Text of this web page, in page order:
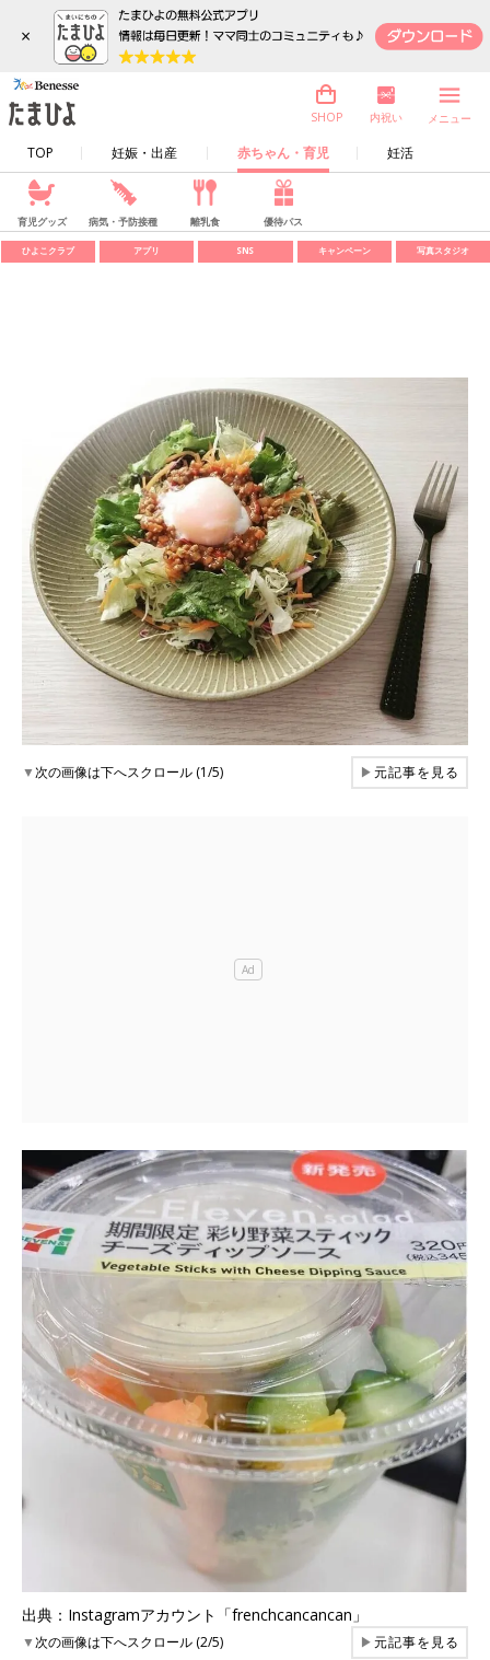
×
TOP 妊娠・出産 赤ちゃん・育児 妊活
SHOP 内祝い メニュー
育児グッズ 病気・予防接種 離乳食 優待パス
ひよこクラブ アプリ SNS キャンペーン 写真スタジオ
▼次の画像は下へスクロール (1/5) ▶元記事を見る
出典：Instagramアカウント「frenchcancancan」
▼次の画像は下へスクロール (2/5) ▶元記事を見る